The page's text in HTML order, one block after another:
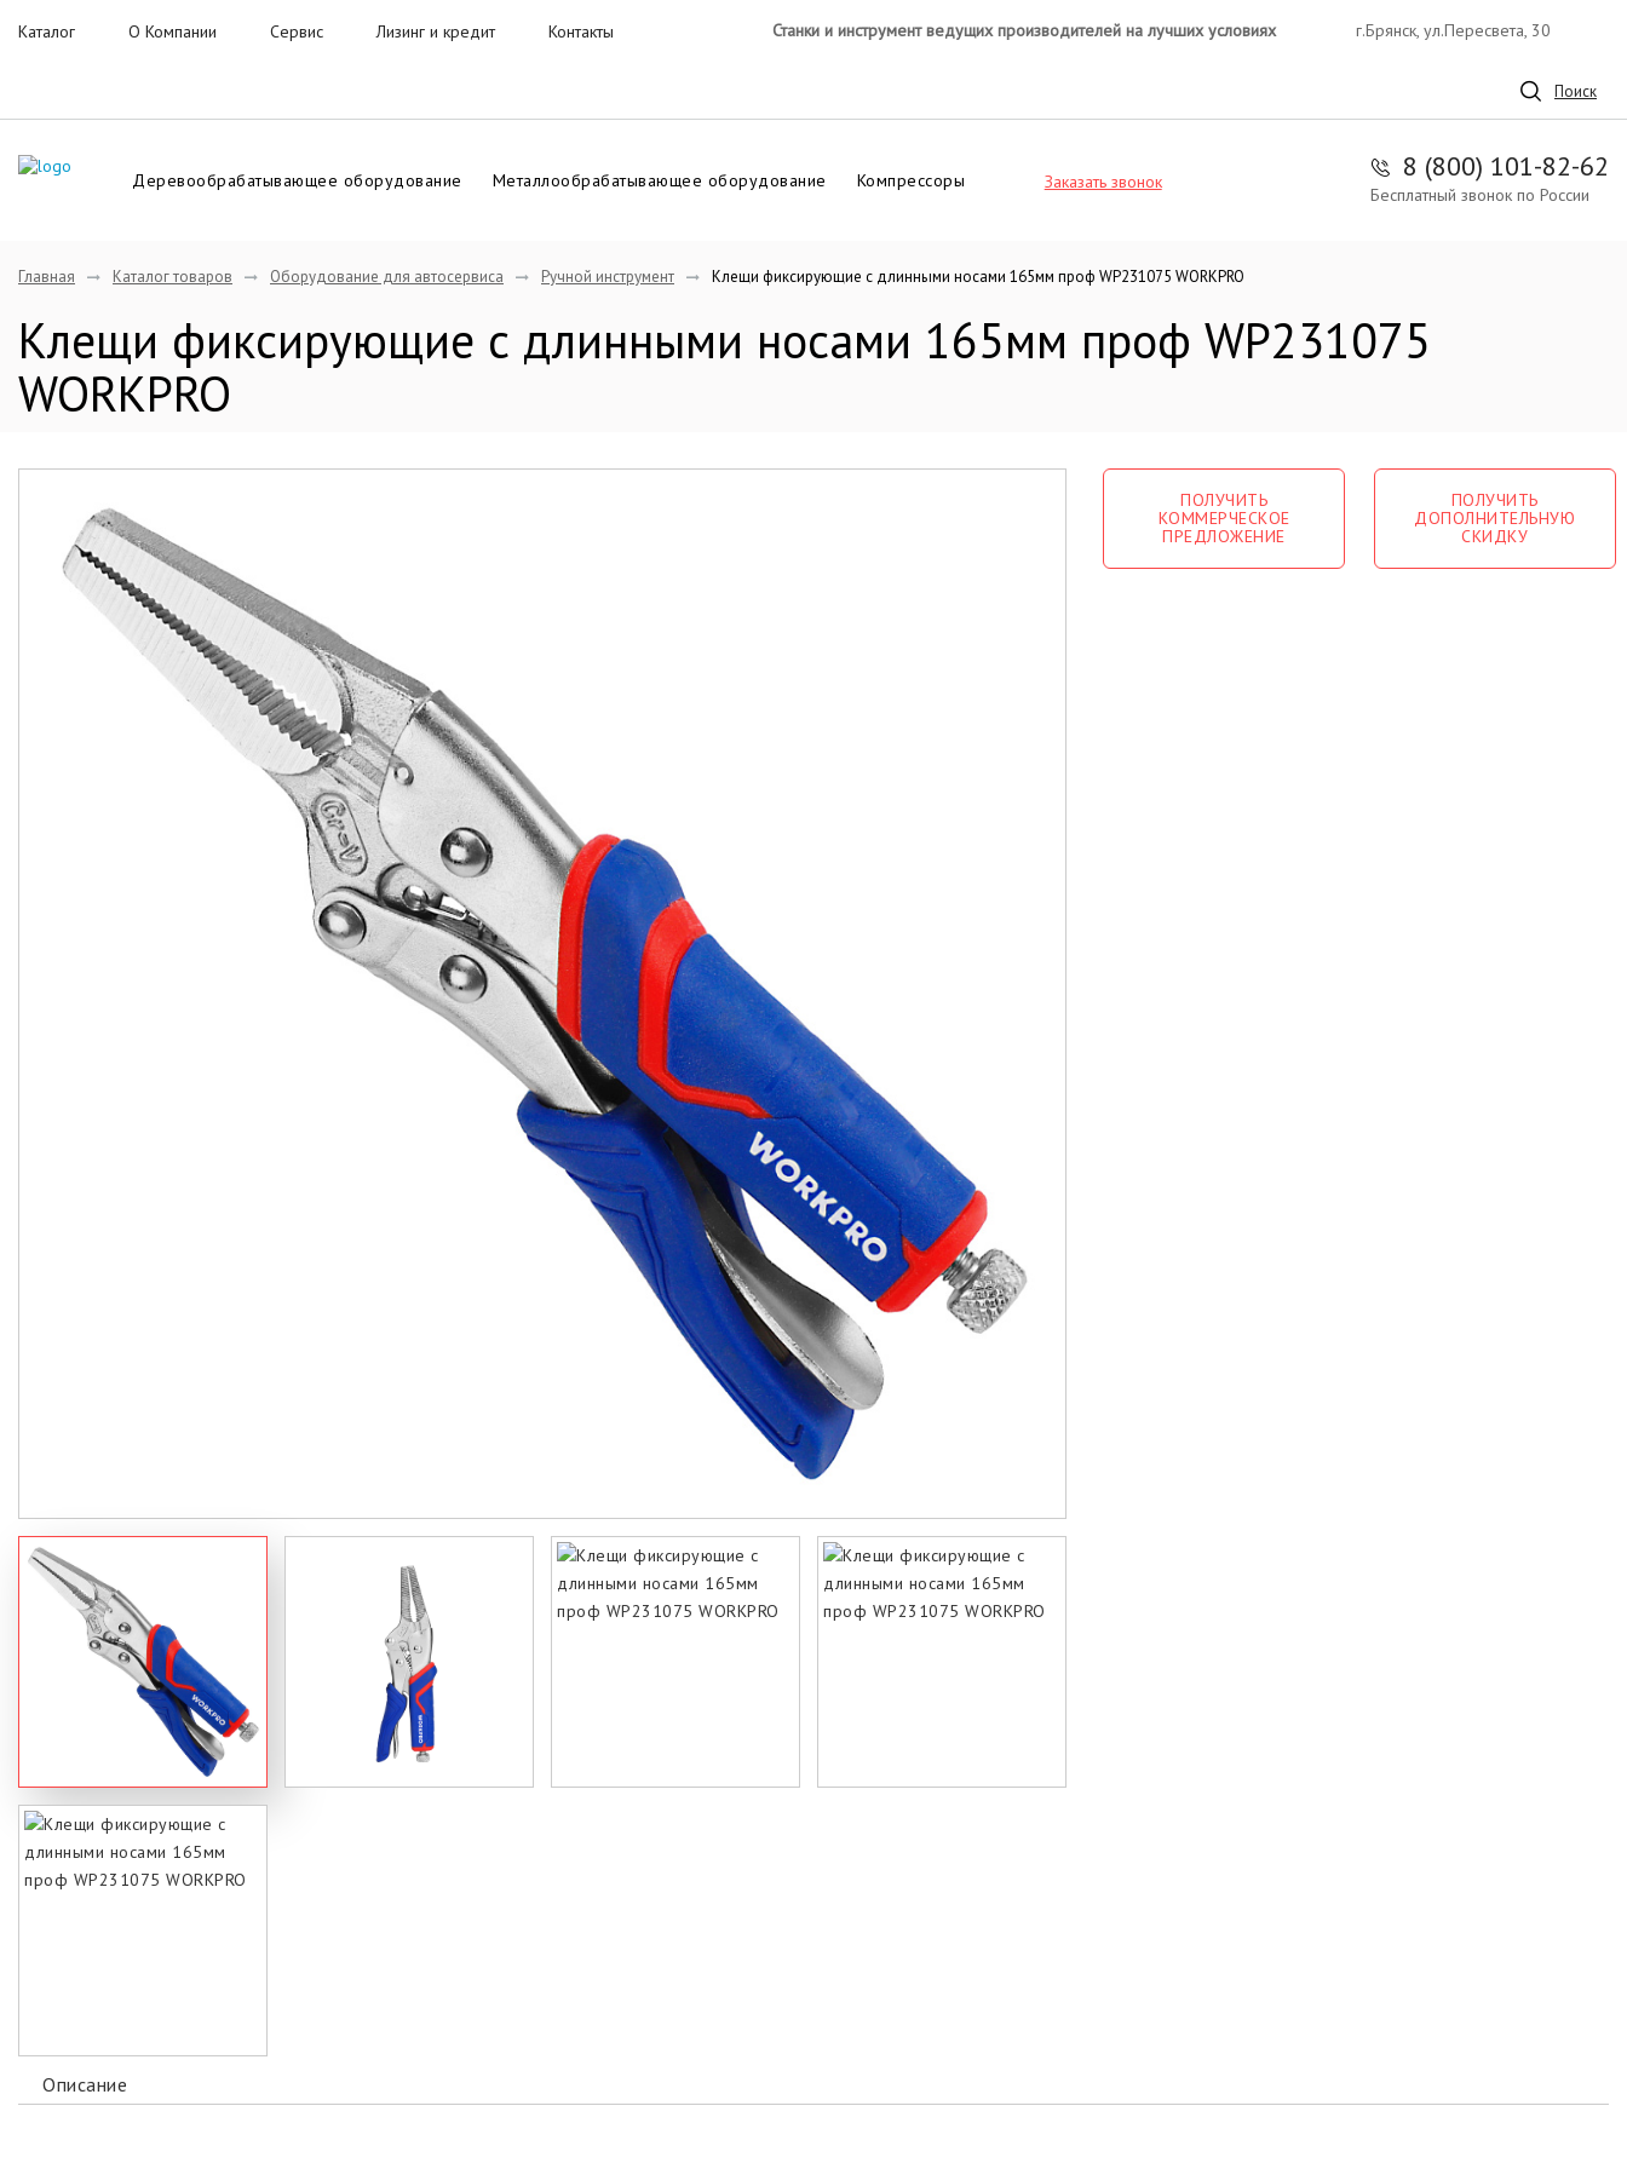
Каталог О Компании Сервис Лизинг и кредит Контакты Станки и инструмент ведущих производителей на лучших условиях г.Брянск, ул.Пересвета, 30
Поиск
Деревообрабатывающее оборудование Металлообрабатывающее оборудование Компрессоры Заказать звонок 8 (800) 101-82-62
Бесплатный звонок по России
Главная Каталог товаров Оборудование для автосервиса Ручной инструмент Клещи фиксирующие с длинными носами 165мм проф WP231075 WORKPRO
Клещи фиксирующие с длинными носами 165мм проф WP231075
WORKPRO
ПОЛУЧИТЬ
КОММЕРЧЕСКОЕ
ПРЕДЛОЖЕНИЕ
ПОЛУЧИТЬ
ДОПОЛНИТЕЛЬНУЮ
СКИДКУ
Описание